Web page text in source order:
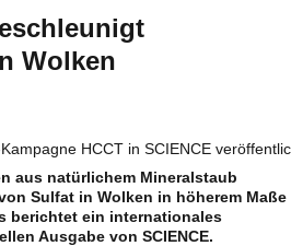
Wolken
HCCT in SCIENCE
aus natürlichem Mineralstaub
Sulfat in Wolken in höherem Maße
berichtet ein internationales
Ausgabe von SCIENCE.